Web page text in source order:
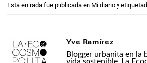
Esta entrada fue publicada en Mi diario y
Yve Ramírez
Blogger urbanita en la
vida sostenible. La